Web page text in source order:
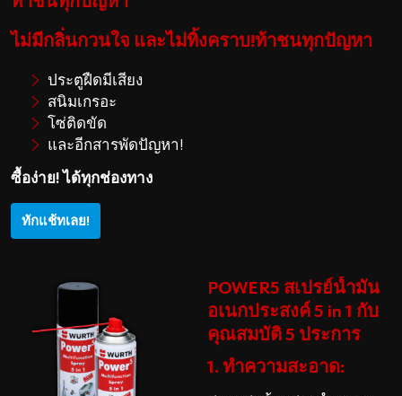
ไม่มีกลิ่นกวนใจ และไม่ทิ้งคราบ!ท้าชนทุกปัญหา
ประตูฝืดมีเสียง
สนิมเกรอะ
โซ่ติดขัด
และอีกสารพัดปัญหา!
ซื้อง่าย! ได้ทุกช่องทาง
ทักแช้ทเลย!
POWER5 สเปรย์น้ำมัน
อเนกประสงค์ 5 in 1 กับ
คุณสมบัติ 5 ประการ
1. ทำความสะอาด: